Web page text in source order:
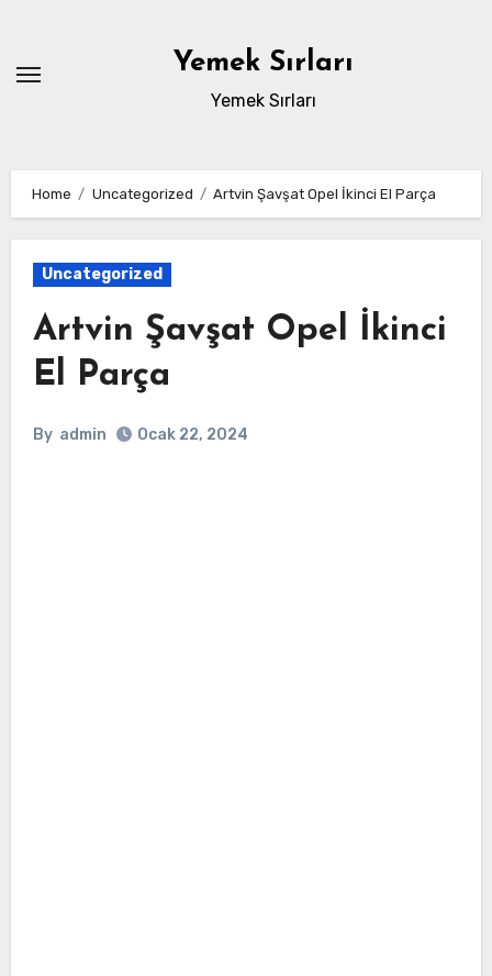
content
Yemek Sırları
Yemek Sırları
Home Uncategorized Artvin Şavşat Opel İkinci El Parça
Uncategorized
Artvin Şavşat Opel İkinci
El Parça
By admin Ocak 22, 2024